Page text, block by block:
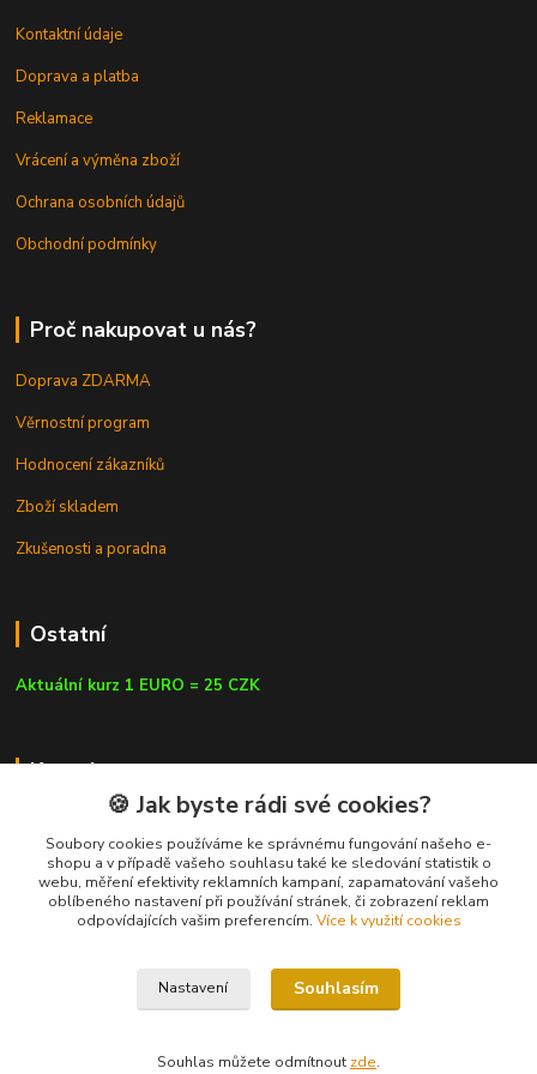
Kontaktní údaje
Doprava a platba
Reklamace
Vrácení a výměna zboží
Ochrana osobních údajů
Obchodní podmínky
Proč nakupovat u nás?
Doprava ZDARMA
Věrnostní program
Hodnocení zákazníků
Zboží skladem
Zkušenosti a poradna
Ostatní
Aktuální kurz 1 EURO = 25 CZK
Kontakty
info@czluk.cz
© Since 2013 | CZLUK s.r.o. | info@czluk.cz
🍪 Jak byste rádi své cookies?
Soubory cookies používáme ke správnému fungování našeho e-
shopu a v případě vašeho souhlasu také ke sledování statistik o
webu, měření efektivity reklamních kampaní, zapamatování vašeho
oblíbeného nastavení při používání stránek, či zobrazení reklam
odpovídajících vašim preferencím. Více k využití cookies
Nastavení Souhlasím
Souhlas můžete odmítnout zde.